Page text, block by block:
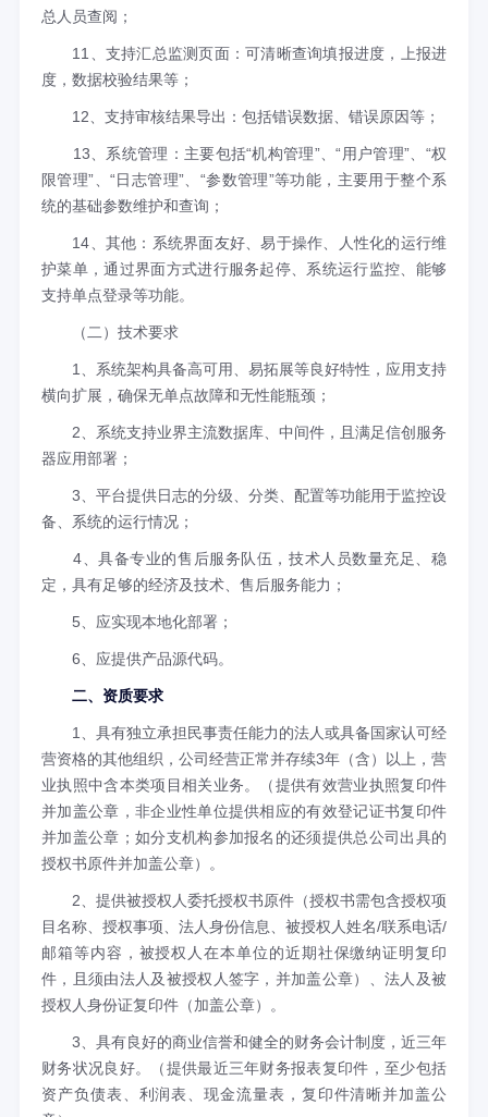
总人员查阅；
11、支持汇总监测页面：可清晰查询填报进度，上报进
度，数据校验结果等；
12、支持审核结果导出：包括错误数据、错误原因等；
13、系统管理：主要包括“机构管理”、“用户管理”、“权
限管理”、“日志管理”、“参数管理”等功能，主要用于整个系
统的基础参数维护和查询；
14、其他：系统界面友好、易于操作、人性化的运行维
护菜单，通过界面方式进行服务起停、系统运行监控、能够
支持单点登录等功能。
（二）技术要求
1、系统架构具备高可用、易拓展等良好特性，应用支持
横向扩展，确保无单点故障和无性能瓶颈；
2、系统支持业界主流数据库、中间件，且满足信创服务
器应用部署；
3、平台提供日志的分级、分类、配置等功能用于监控设
备、系统的运行情况；
4、具备专业的售后服务队伍，技术人员数量充足、稳
定，具有足够的经济及技术、售后服务能力；
5、应实现本地化部署；
6、应提供产品源代码。
二、资质要求
1、具有独立承担民事责任能力的法人或具备国家认可经
营资格的其他组织，公司经营正常并存续3年（含）以上，营
业执照中含本类项目相关业务。（提供有效营业执照复印件
并加盖公章，非企业性单位提供相应的有效登记证书复印件
并加盖公章；如分支机构参加报名的还须提供总公司出具的
授权书原件并加盖公章）。
2、提供被授权人委托授权书原件（授权书需包含授权项
目名称、授权事项、法人身份信息、被授权人姓名/联系电话/
邮箱等内容，被授权人在本单位的近期社保缴纳证明复印
件，且须由法人及被授权人签字，并加盖公章）、法人及被
授权人身份证复印件（加盖公章）。
3、具有良好的商业信誉和健全的财务会计制度，近三年
财务状况良好。（提供最近三年财务报表复印件，至少包括
资产负债表、利润表、现金流量表，复印件清晰并加盖公